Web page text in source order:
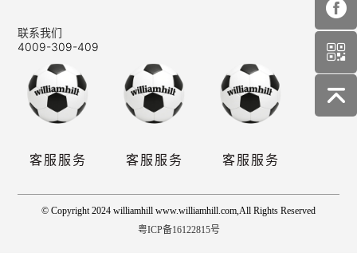
联系我们
4009-309-409
客服服务 客服服务 客服服务
© Copyright 2024 williamhill www.williamhill.com,All Rights Reserved
粤ICP备16122815号